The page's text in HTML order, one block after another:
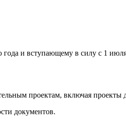
и вступающему в силу с 1
проектам, включая
документов.